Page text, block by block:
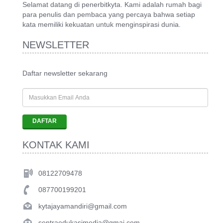
Selamat datang di penerbitkyta. Kami adalah rumah bagi
para penulis dan pembaca yang percaya bahwa setiap
kata memiliki kekuatan untuk menginspirasi dunia.
NEWSLETTER
Daftar newsletter sekarang
KONTAK KAMI
08122709478
087700199201
kytajayamandiri@gmail.com